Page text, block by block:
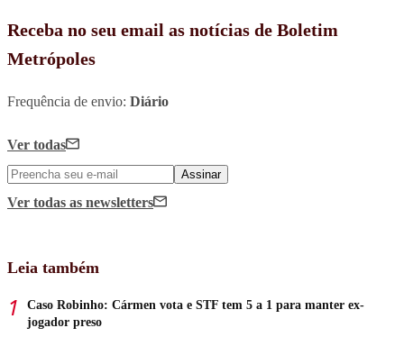
Receba no seu email as notícias de Boletim
Metrópoles
Frequência de envio: Diário
Ver todas
Assinar
Ver todas as newsletters
Leia também
Caso Robinho: Cármen vota e STF tem 5 a 1 para manter ex-
jogador preso